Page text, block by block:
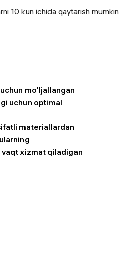
10 kun ichida qaytarish mumkin
mo'ljallangan
uchun optimal
materiallardan
vaqt xizmat qiladigan